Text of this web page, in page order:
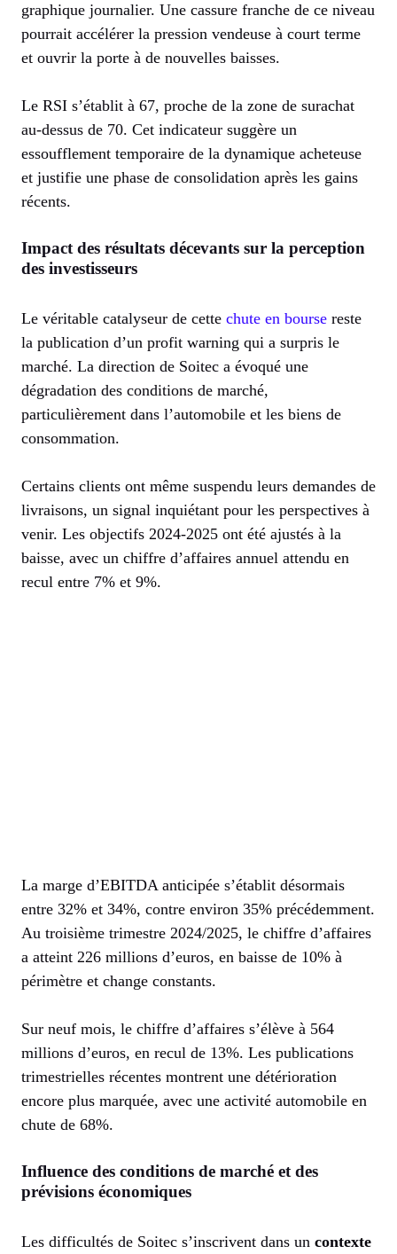
graphique journalier. Une cassure franche de ce niveau
pourrait accélérer la pression vendeuse à court terme
et ouvrir la porte à de nouvelles baisses.
Le RSI s’établit à 67, proche de la zone de surachat
au-dessus de 70. Cet indicateur suggère un
essoufflement temporaire de la dynamique acheteuse
et justifie une phase de consolidation après les gains
récents.
Impact des résultats décevants sur la perception
des investisseurs
Le véritable catalyseur de cette chute en bourse reste
la publication d’un profit warning qui a surpris le
marché. La direction de Soitec a évoqué une
dégradation des conditions de marché,
particulièrement dans l’automobile et les biens de
consommation.
Certains clients ont même suspendu leurs demandes de
livraisons, un signal inquiétant pour les perspectives à
venir. Les objectifs 2024-2025 ont été ajustés à la
baisse, avec un chiffre d’affaires annuel attendu en
recul entre 7% et 9%.
La marge d’EBITDA anticipée s’établit désormais
entre 32% et 34%, contre environ 35% précédemment.
Au troisième trimestre 2024/2025, le chiffre d’affaires
a atteint 226 millions d’euros, en baisse de 10% à
périmètre et change constants.
Sur neuf mois, le chiffre d’affaires s’élève à 564
millions d’euros, en recul de 13%. Les publications
trimestrielles récentes montrent une détérioration
encore plus marquée, avec une activité automobile en
chute de 68%.
Influence des conditions de marché et des
prévisions économiques
Les difficultés de Soitec s’inscrivent dans un contexte